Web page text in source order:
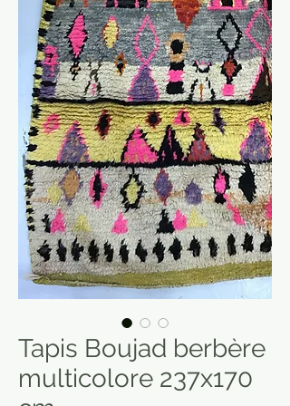
Tapis Boujad berbère
multicolore 237x170